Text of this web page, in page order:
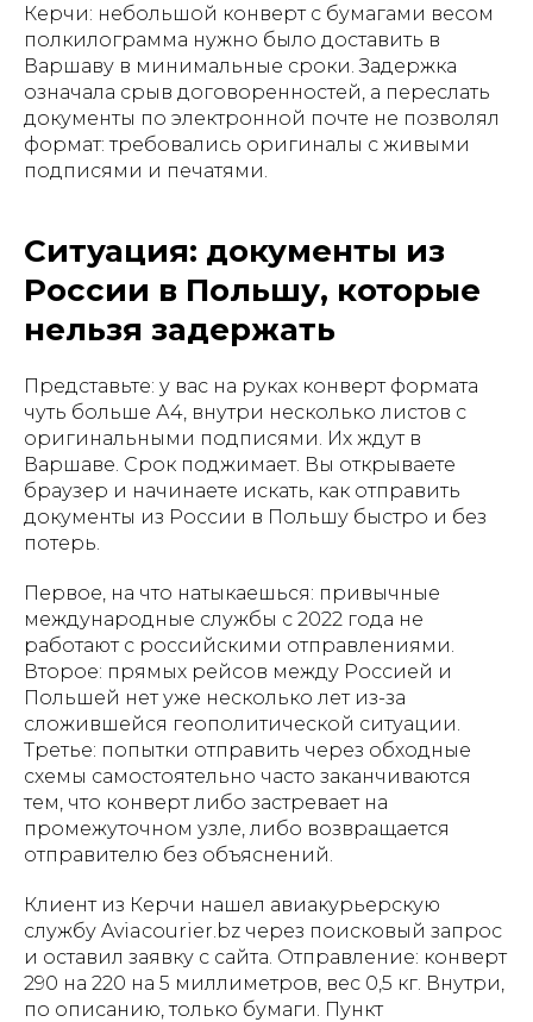
Керчи: небольшой конверт с бумагами весом
полкилограмма нужно было доставить в
Варшаву в минимальные сроки. Задержка
означала срыв договоренностей, а переслать
документы по электронной почте не позволял
формат: требовались оригиналы с живыми
подписями и печатями.
Ситуация: документы из
России в Польшу, которые
нельзя задержать
Представьте: у вас на руках конверт формата
чуть больше А4, внутри несколько листов с
оригинальными подписями. Их ждут в
Варшаве. Срок поджимает. Вы открываете
браузер и начинаете искать, как отправить
документы из России в Польшу быстро и без
потерь.
Первое, на что натыкаешься: привычные
международные службы с 2022 года не
работают с российскими отправлениями.
Второе: прямых рейсов между Россией и
Польшей нет уже несколько лет из-за
сложившейся геополитической ситуации.
Третье: попытки отправить через обходные
схемы самостоятельно часто заканчиваются
тем, что конверт либо застревает на
промежуточном узле, либо возвращается
отправителю без объяснений.
Клиент из Керчи нашел авиакурьерскую
службу Aviacourier.bz через поисковый запрос
и оставил заявку с сайта. Отправление: конверт
290 на 220 на 5 миллиметров, вес 0,5 кг. Внутри,
по описанию, только бумаги. Пункт